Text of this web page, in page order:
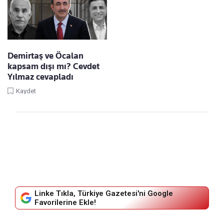
Demirtaş ve Öcalan
kapsam dışı mı? Cevdet
Yılmaz cevapladı
Kaydet
Linke Tıkla, Türkiye Gazetesi'ni Google
Favorilerine Ekle!